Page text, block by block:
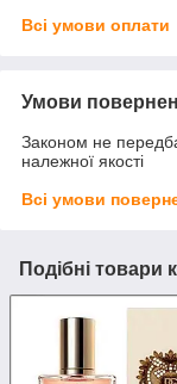
Всі умови оплати
Умови
Законом не
належної якості
Всі умови
Подібні товари